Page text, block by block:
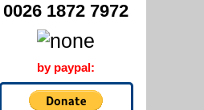
0026 1872 7972
by paypal: